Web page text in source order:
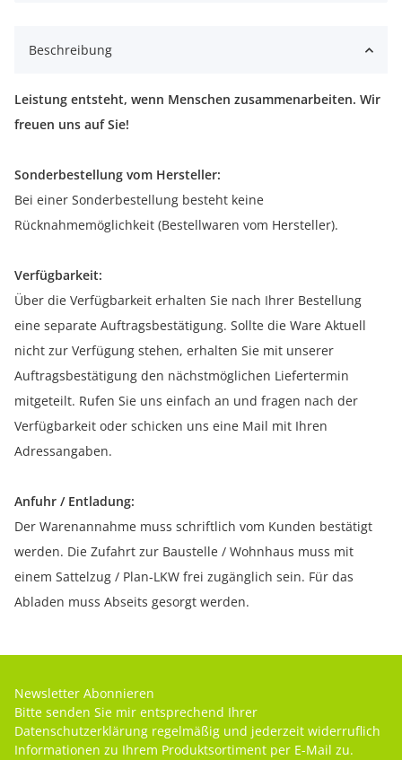
Beschreibung
Leistung entsteht, wenn Menschen zusammenarbeiten. Wir
freuen uns auf Sie!
Sonderbestellung vom Hersteller:
Bei einer Sonderbestellung besteht keine
Rücknahmemöglichkeit (Bestellwaren vom Hersteller).
Verfügbarkeit:
Über die Verfügbarkeit erhalten Sie nach Ihrer Bestellung
eine separate Auftragsbestätigung. Sollte die Ware Aktuell
nicht zur Verfügung stehen, erhalten Sie mit unserer
Auftragsbestätigung den nächstmöglichen Liefertermin
mitgeteilt. Rufen Sie uns einfach an und fragen nach der
Verfügbarkeit oder schicken uns eine Mail mit Ihren
Adressangaben.
Anfuhr / Entladung:
Der Warenannahme muss schriftlich vom Kunden bestätigt
werden. Die Zufahrt zur Baustelle / Wohnhaus muss mit
einem Sattelzug / Plan-LKW frei zugänglich sein. Für das
Abladen muss Abseits gesorgt werden.
Newsletter Abonnieren
Bitte senden Sie mir entsprechend Ihrer
Datenschutzerklärung regelmäßig und jederzeit widerruflich
Informationen zu Ihrem Produktsortiment per E-Mail zu.